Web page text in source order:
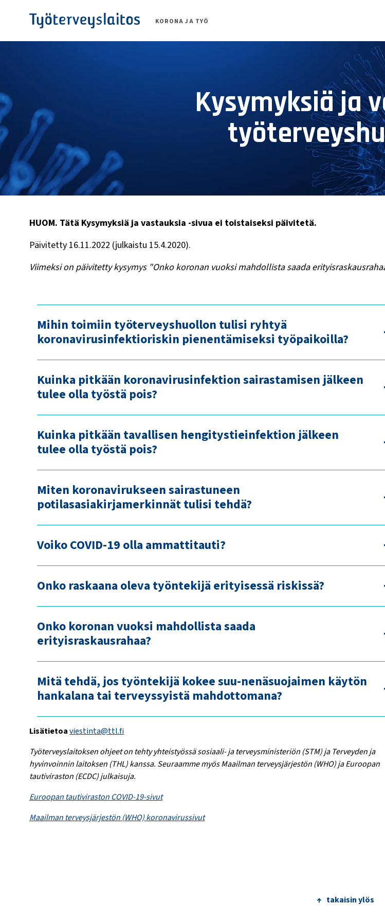
KORONA JA TYÖ
Kysymyksiä ja
HUOM. Tätä Kysymyksiä ja vastauksia -sivua ei toistaiseksi päivitetä.
Päivitetty 16.11.2022 (julkaistu 15.4.2020).
Viimeksi on päivitetty kysymys "Onko koronan vuoksi mahdollista saada
Mihin toimiin työterveyshuollon tulisi ryhtyä
koronavirusinfektioriskin pienentämiseksi työpaikoilla?
Kuinka pitkään koronavirusinfektion sairastamisen jälkeen
tulee olla työstä pois?
Kuinka pitkään tavallisen hengitystieinfektion jälkeen
tulee olla työstä pois?
Miten koronavirukseen sairastuneen
potilasasiakirjamerkinnät tulisi tehdä?
Voiko COVID-19 olla ammattitauti?
Onko raskaana oleva työntekijä erityisessä riskissä?
Onko koronan vuoksi mahdollista saada
erityisraskausrahaa?
Mitä tehdä, jos työntekijä kokee suu-nenäsuojaimen käytön
hankalana tai terveyssyistä mahdottomana?
Lisätietoaviestinta@ttl.fi
Työterveyslaitoksen ohjeet on tehty yhteistyössä sosiaali- ja terveysministeriön (STM) ja Terveyden ja
hyvinvoinnin laitoksen (THL) kanssa. Seuraamme myös Maailman terveysjärjestön (WHO) ja Euroopan
tautiviraston (ECDC) julkaisuja.
Euroopan tautiviraston COVID-19-sivut
Maailman terveysjärjestön (WHO) koronavirussivut
↑ takaisin ylös